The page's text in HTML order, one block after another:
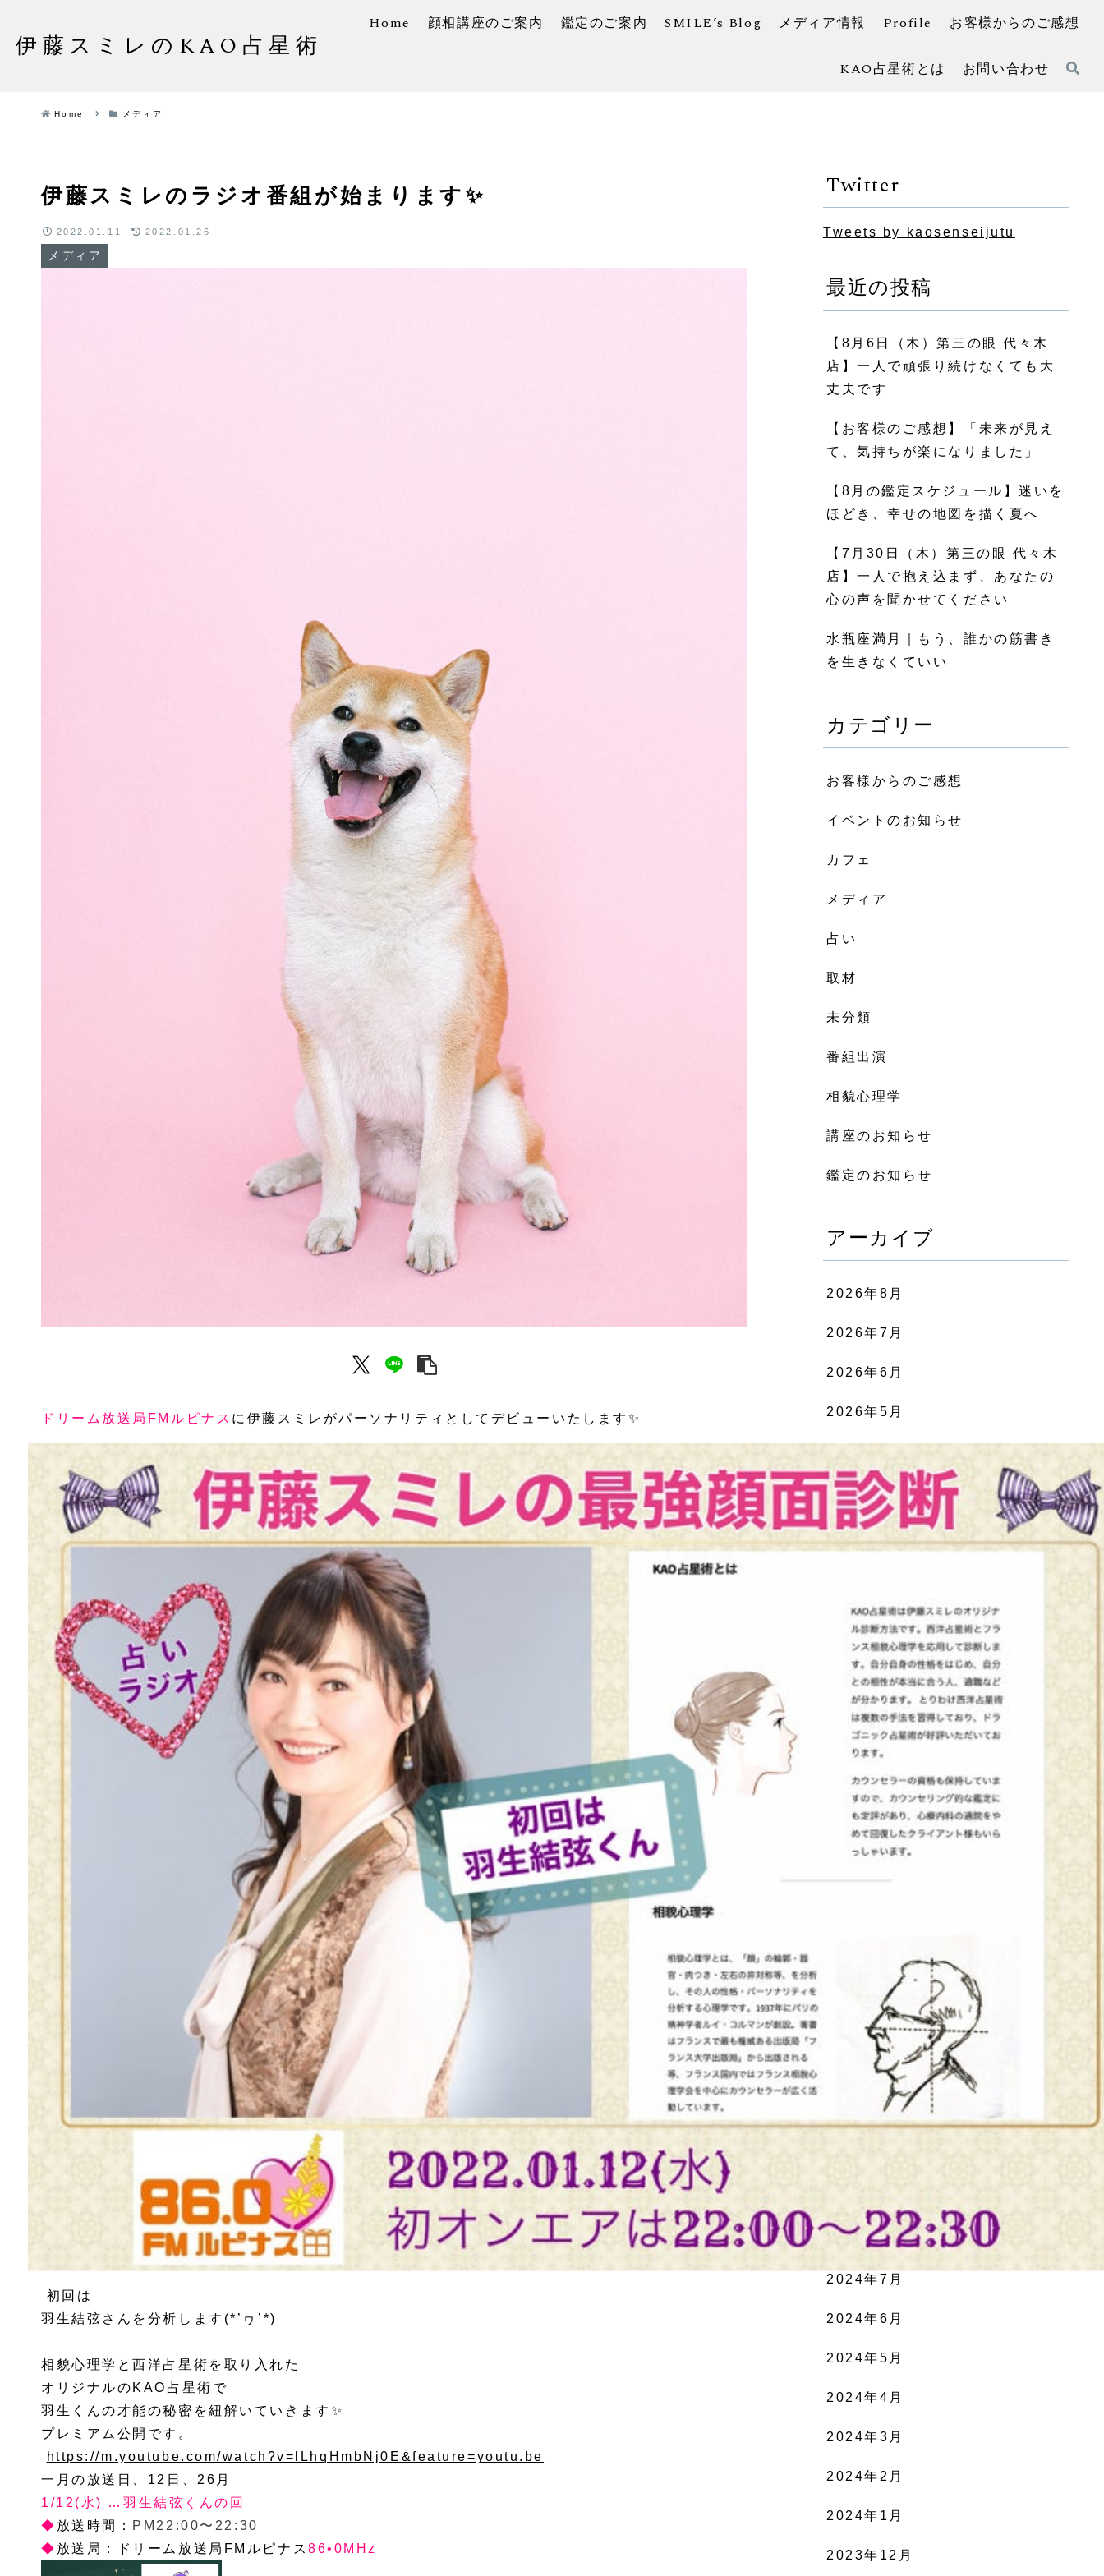
伊藤スミレのKAO占星術
Home 顔相講座のご案内 鑑定のご案内 SMILE’s Blog メディア情報 Profile お客様からのご感想
KAO占星術とは お問い合わせ
Home メディア
伊藤スミレのラジオ番組が始まります✨
メディア
2022.01.11 2022.01.26
ドリーム放送局 FM ルピナス に伊藤スミレがパーソナリティとしてデビューいたします✨
初回は
羽生結弦さんを分析します(*’ヮ’*)
相貌心理学と西洋占星術を取り入れた
オリジナルのKAO占星術で
羽生くんの才能の秘密を紐解いていきます✨
プレミアム公開です。
https://m.youtube.com/watch?v=lLhqHmbNj0E&feature=youtu.be
一月の放送日、12日、26月
1/12( 水) …羽生結弦くんの回
◆ 放送時間： PM22:00〜 22:30
◆ 放送局：ドリーム放送局FMルピナス86•0MHz
Twitter
Tweets by kaosenseijutu
最近の投稿
【8月6日（木）第三の眼 代々木
店】一人で頑張り続けなくても大
丈夫です
【お客様のご感想】「未来が見え
て、気持ちが楽になりました」
【8月の鑑定スケジュール】迷いを
ほどき、幸せの地図を描く夏へ
【7月30日（木）第三の眼 代々木
店】一人で抱え込まず、あなたの
心の声を聞かせてください
水瓶座満月｜もう、誰かの筋書き
を生きなくていい
カテゴリー
お客様からのご感想
イベントのお知らせ
カフェ
メディア
占い
取材
未分類
番組出演
相貌心理学
講座のお知らせ
鑑定のお知らせ
アーカイブ
2026年8月
2026年7月
2026年6月
2026年5月
2026年3月
2026年2月
2025年12月
2025年11月
2025年10月
2025年9月
2025年7月
2025年6月
2025年3月
2025年2月
2025年1月
2024年12月
2024年11月
2024年8月
2024年7月
2024年6月
2024年5月
2024年4月
2024年3月
2024年2月
2024年1月
2023年12月